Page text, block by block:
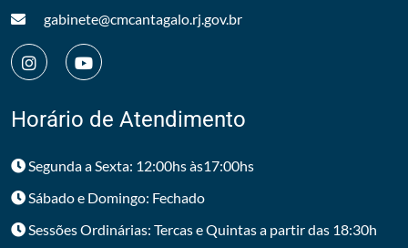
gabinete@cmcantagalo.rj.gov.br
Horário de Atendimento
Segunda a Sexta: 12:00hs às17:00hs
Sábado e Domingo: Fechado
Sessões Ordinárias: Tercas e Quintas a partir das 18:30h